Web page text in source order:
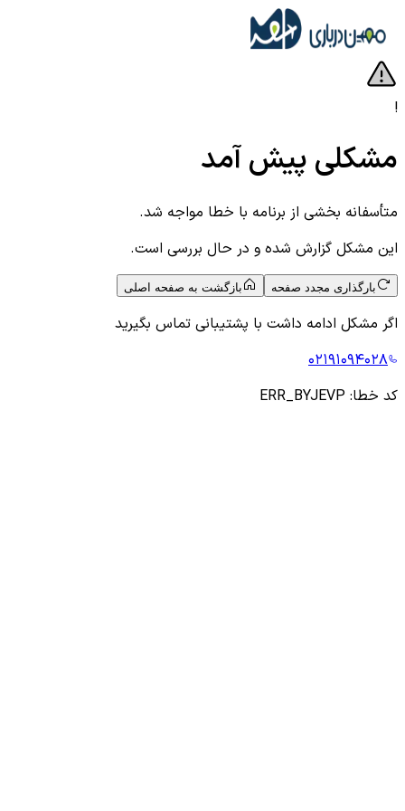
!
مشکلی پیش آمد
متأسفانه بخشی از برنامه با خطا مواجه شد.
این مشکل گزارش شده و در حال بررسی است.
بارگذاری مجدد صفحه بازگشت به صفحه اصلی
اگر مشکل ادامه داشت با پشتیبانی تماس بگیرید
۰۲۱۹۱۰۹۴۰۲۸
کد خطا: ERR_BYJEVP